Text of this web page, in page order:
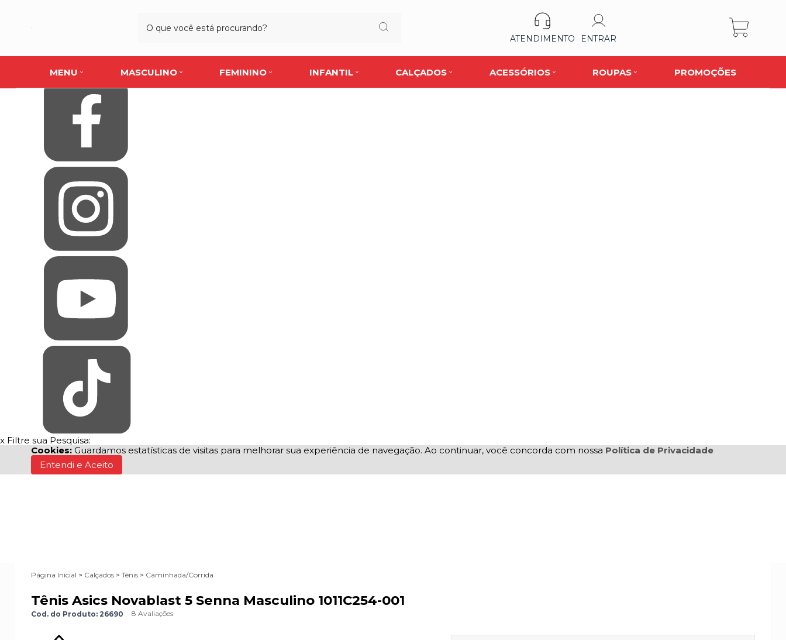
Como Comprar
x Filtre sua Pesquisa:
Cookies: Guardamos estatísticas de visitas para melhorar sua experiência de navegação. Ao continuar, você concorda com nossa Política de Privacidade
Entendi e Aceito
ATENDIMENTO ENTRAR
MENU MASCULINO FEMININO INFANTIL CALÇADOS ACESSÓRIOS ROUPAS PROMOÇÕES
Página Inicial > Calçados > Tênis > Caminhada/Corrida
Tênis Asics Novablast 5 Senna Masculino 1011C254-001
Cod. do Produto: 26690 8 Avaliações